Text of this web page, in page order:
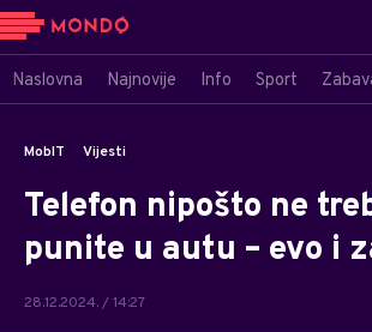
Naslovna Najnovije Info Sport
MobIT Vijesti
Telefon nipošto ne
punite u autu – evo i
28.12.2024. / 14:27